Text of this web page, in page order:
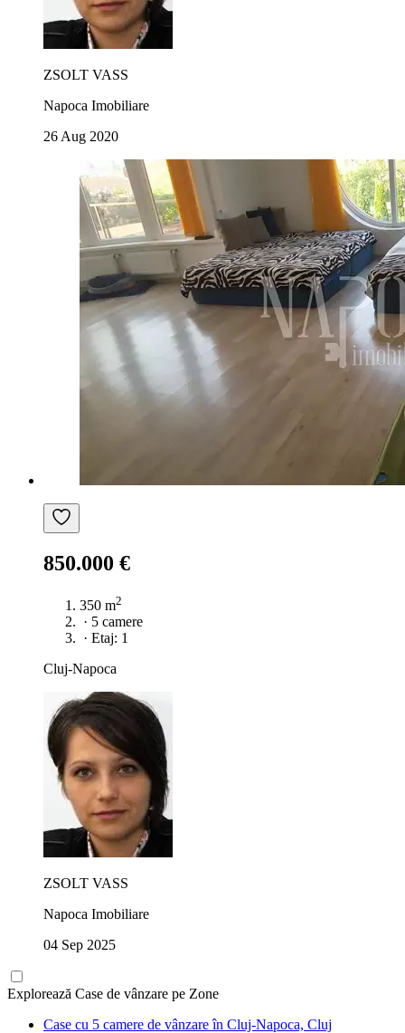
ZSOLT VASS
Napoca Imobiliare
26 Aug 2020
850.000 €
350 m2
· 5 camere
· Etaj: 1
Cluj-Napoca
ZSOLT VASS
Napoca Imobiliare
04 Sep 2025
Explorează Case de vânzare pe Zone
Case cu 5 camere de vânzare în Cluj-Napoca, Cluj